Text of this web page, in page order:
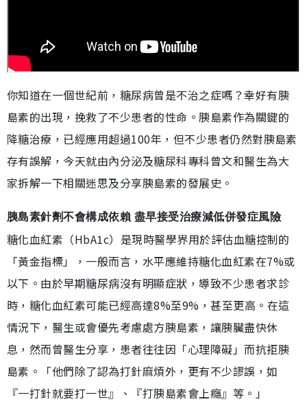
你知道在一個世紀前，糖尿病曾是不治之症嗎？幸好有胰
島素的出現，挽救了不少患者的性命。胰島素作為關鍵的
降糖治療，已經應用超過100年，但不少患者仍然對胰島素
存有誤解，今天就由內分泌及糖尿科專科曾文和醫生為大
家拆解一下相關迷思及分享胰島素的發展史。
胰島素針劑不會構成依賴 盡早接受治療減低併發症風險
糖化血紅素（HbA1c）是現時醫學界用於評估血糖控制的
「黃金指標」，一般而言，水平應維持糖化血紅素在7%或
以下。由於早期糖尿病沒有明顯症狀，導致不少患者求診
時，糖化血紅素可能已經高達8%至9%，甚至更高。在這
情況下，醫生或會優先考慮處方胰島素，讓胰臟盡快休
息，然而曾醫生分享，患者往往因「心理障礙」而抗拒胰
島素。「他們除了認為打針麻煩外，更有不少謬誤，如
『一打針就要打一世』、『打胰島素會上癮』等。」